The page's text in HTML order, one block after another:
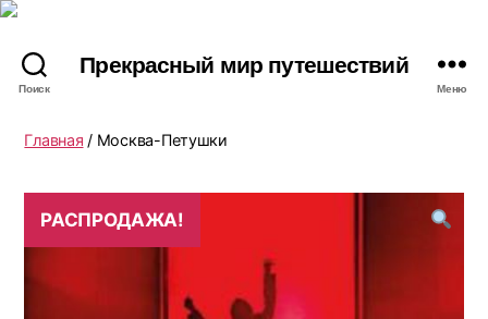
Поиск
Прекрасный мир путешествий
Меню
Главная / Москва-Петушки
РАСПРОДАЖА!